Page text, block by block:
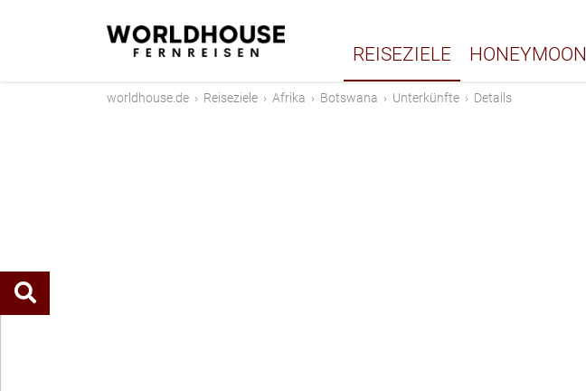
REISEZIELE HONEYMOON
worldhouse.de › Reiseziele › Afrika › Botswana › Unterkünfte › Details